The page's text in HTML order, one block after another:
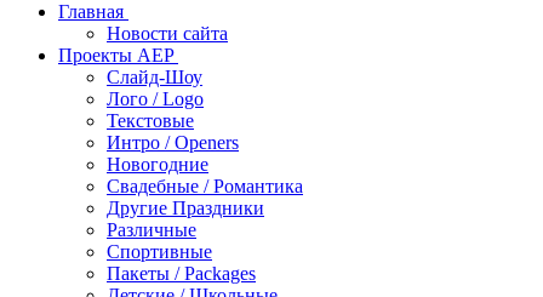
Главная
Новости сайта
Проекты AEP
Слайд-Шоу
Лого / Logo
Текстовые
Интро / Openers
Новогодние
Свадебные / Романтика
Другие Праздники
Различные
Спортивные
Пакеты / Packages